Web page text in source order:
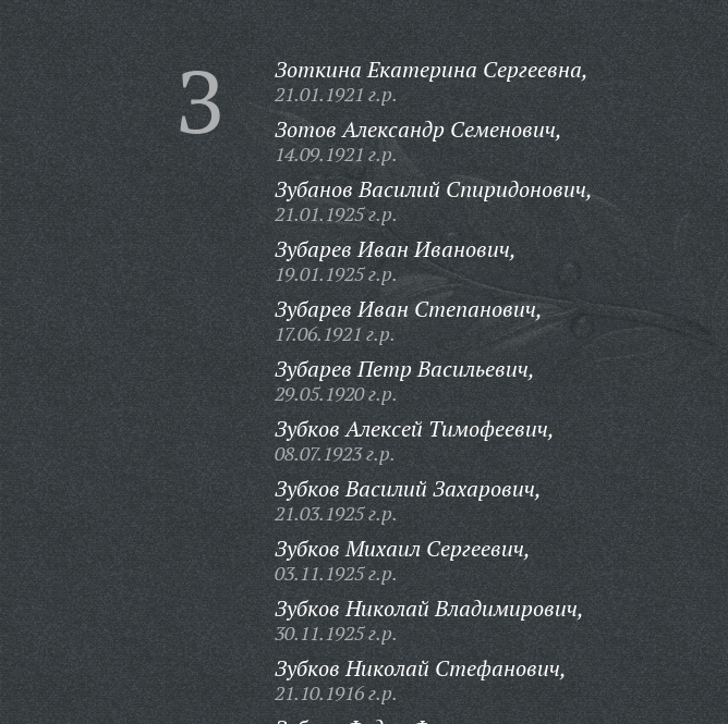
З Зоткина Екатерина Сергеевна,
21.01.1921 г.р.
Зотов Александр Семенович,
14.09.1921 г.р.
Зубанов Василий Спиридонович,
21.01.1925 г.р.
Зубарев Иван Иванович,
19.01.1925 г.р.
Зубарев Иван Степанович,
17.06.1921 г.р.
Зубарев Петр Васильевич,
29.05.1920 г.р.
Зубков Алексей Тимофеевич,
08.07.1923 г.р.
Зубков Василий Захарович,
21.03.1925 г.р.
Зубков Михаил Сергеевич,
03.11.1925 г.р.
Зубков Николай Владимирович,
30.11.1925 г.р.
Зубков Николай Стефанович,
21.10.1916 г.р.